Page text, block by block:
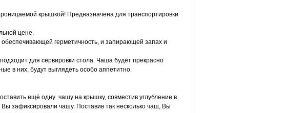
крышкой! Предназначена для транспортировки
цене.
герметичность, и запирающей запах и
для сервировки стола. Чаша будет прекрасно
в них, будут выглядеть особо аппетитно.
ещё одну чашу на крышку, совместив углубление в
зафиксировали чашу. Поставив так несколько чаш, Вы